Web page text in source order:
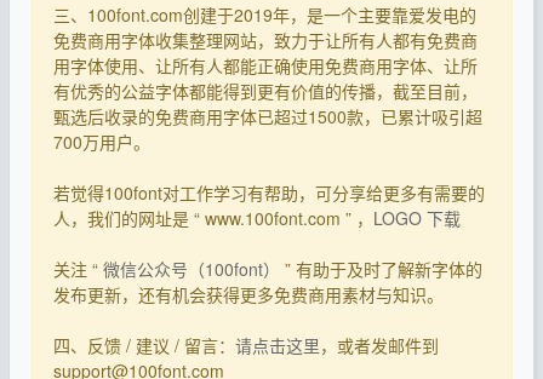
三、100font.com创建于2019年，是一个主要靠爱发电的
免费商用字体收集整理网站，致力于让所有人都有免费商
用字体使用、让所有人都能正确使用免费商用字体、让所
有优秀的公益字体都能得到更有价值的传播，截至目前，
甄选后收录的免费商用字体已超过1500款，已累计吸引超
700万用户。
若觉得100font对工作学习有帮助，可分享给更多有需要的
人，我们的网址是 “ www.100font.com ” ， LOGO 下载
关注 “ 微信公众号（100font）
” 有助于及时了解新字体的
发布更新，还有机会获得更多免费商用素材与知识。
四、反馈 / 建议 / 留言： 请点击这里，或者发邮件到
support@100font.com